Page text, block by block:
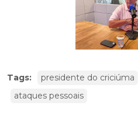
Tags: presidente do criciúma
ataques pessoais